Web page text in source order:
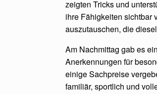
zeigten Tricks und
ihre Fähigkeiten sichtbar
auszutauschen, die
Am Nachmittag gab es
Anerkennungen für
einige Sachpreise
familiär, sportlich und